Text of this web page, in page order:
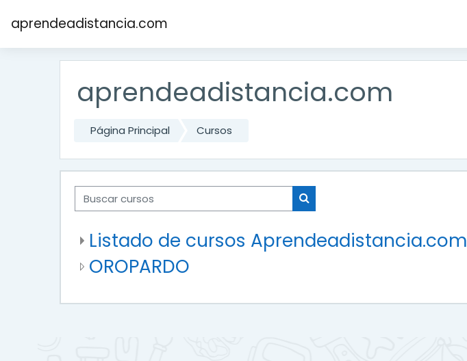
aprendeadistancia.com
aprendeadistancia.com
Página Principal Cursos
Buscar cursos
Buscar cursos
Listado de cursos Aprendeadistancia.com
OROPARDO